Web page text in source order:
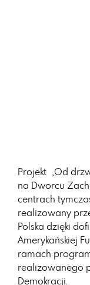
Projekt „Od
na
Dworcu
centrach
realizowany
Polska dzięki
Amerykańskiej
ramach
realizowanego
Demokracji.